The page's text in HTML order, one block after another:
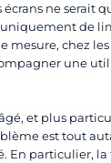
ne serait
uniquement de
mesure, chez
une
et plus
est tout
En particulier, la